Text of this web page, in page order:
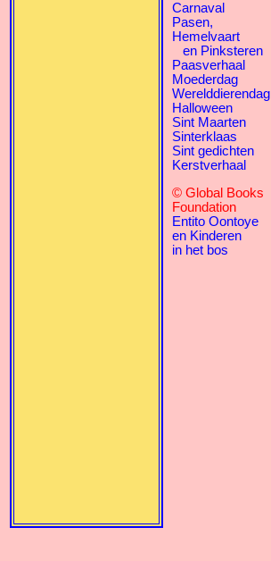
Carnaval
Pasen,
Hemelvaart
en Pinksteren
Paasverhaal
Moederdag
Werelddierendag
Halloween
Sint Maarten
Sinterklaas
Sint gedichten
Kerstverhaal
© Global Books
Foundation
Entito Oontoye
en Kinderen
in het bos